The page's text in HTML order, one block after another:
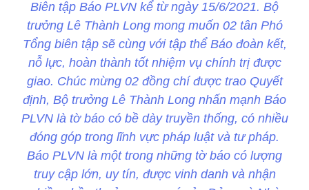
Biên tập Báo PLVN kể từ ngày 15/6/2021. Bộ
trưởng Lê Thành Long mong muốn 02 tân Phó
Tổng biên tập sẽ cùng với tập thể Báo đoàn kết,
nỗ lực, hoàn thành tốt nhiệm vụ chính trị được
giao. Chúc mừng 02 đồng chí được trao Quyết
định, Bộ trưởng Lê Thành Long nhấn mạnh Báo
PLVN là tờ báo có bề dày truyền thống, có nhiều
đóng góp trong lĩnh vực pháp luật và tư pháp.
Báo PLVN là một trong những tờ báo có lượng
truy cập lớn, uy tín, được vinh danh và nhận